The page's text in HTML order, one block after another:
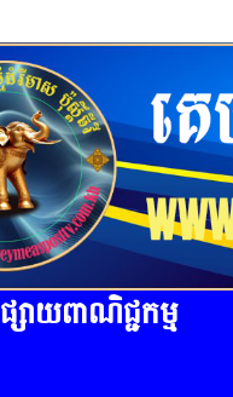
ផ្សាយពាណិជ្ជកម្ម